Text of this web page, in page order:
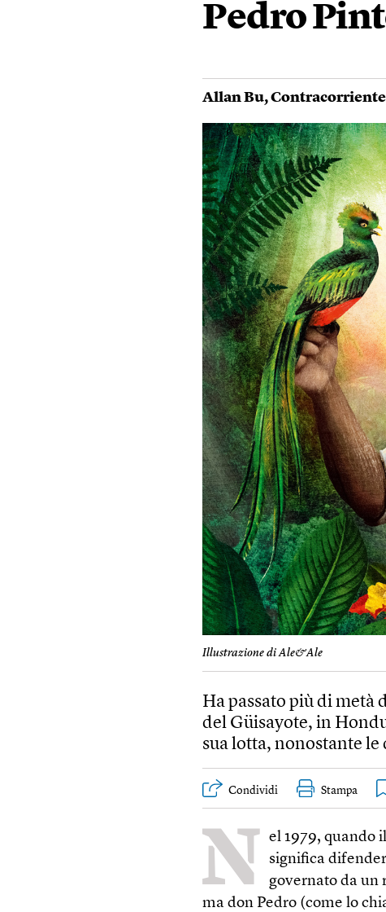
Pedro
Allan Bu,Contracorriente
Illustrazione di Ale&Ale
Ha passato più di metà
del Güisayote, in
sua lotta, nonostante
Condividi Stampa
N el 1979, quando
significa
governato da un
ma don Pedro (come lo